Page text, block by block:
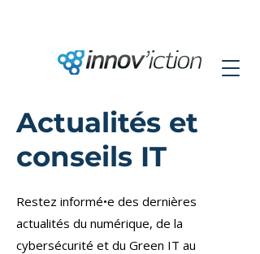
Actualités et
conseils IT
Restez informé•e des dernières
actualités du numérique, de la
cybersécurité et du Green IT au